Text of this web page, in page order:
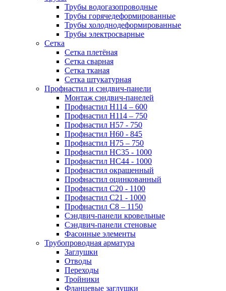
Трубы водогазопроводные
Трубы горячедеформированные
Трубы холоднодеформированные
Трубы электросварные
Сетка
Сетка плетёная
Сетка сварная
Сетка тканая
Сетка штукатурная
Профнастил и сэндвич-панели
Монтаж сэндвич-панелей
Профнастил Н114 – 600
Профнастил Н114 – 750
Профнастил Н57 - 750
Профнастил Н60 - 845
Профнастил Н75 – 750
Профнастил НС35 - 1000
Профнастил НС44 - 1000
Профнастил окрашенный
Профнастил оцинкованный
Профнастил С20 - 1100
Профнастил С21 - 1000
Профнастил С8 – 1150
Сэндвич-панели кровельные
Сэндвич-панели стеновые
Фасонные элементы
Трубопроводная арматура
Заглушки
Отводы
Переходы
Тройники
Фланцевые заглушки